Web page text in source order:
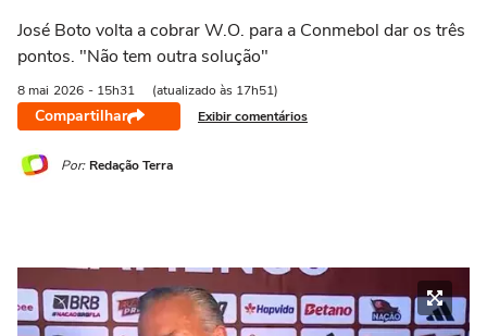
José Boto volta a cobrar W.O. para a Conmebol dar os três
pontos. "Não tem outra solução"
8 mai 2026 - 15h31 (atualizado às 17h51)
Compartilhar Exibir comentários
Por: Redação Terra